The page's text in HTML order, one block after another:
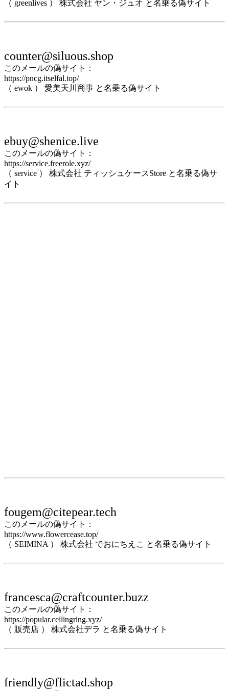
（ greenlives ） 株式会社 ヤン・ジュオ と名乗る偽サイト
counter@siluous.shop
このメールの偽サイト：
https://pncg.itselfal.top/
（ ewok ） 愛美天川商事 と名乗る偽サイト
ebuy@shenice.live
このメールの偽サイト：
https://service.freerole.xyz/
（ service ） 株式会社 ティッシュケースStore と名乗る偽サ
イト
fougem@citepear.tech
このメールの偽サイト：
https://www.flowercease.top/
（ SEIMINA ） 株式会社 でおにちえこ と名乗る偽サイト
francesca@craftcounter.buzz
このメールの偽サイト：
https://popular.ceilingring.xyz/
（ 販売店 ） 株式会社デラ と名乗る偽サイト
friendly@flictad.shop